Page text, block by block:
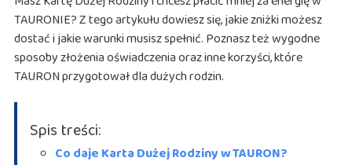
TAURONIE? Z tego artykułu dowiesz się, jakie zniżki możesz
dostać i jakie warunki musisz spełnić. Poznasz też wygodne
sposoby złożenia oświadczenia oraz inne korzyści, które
TAURON przygotował dla dużych rodzin.
Spis treści:
Co daje Karta Dużej Rodziny w TAURON?